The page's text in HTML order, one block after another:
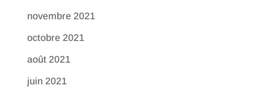
novembre 2021
octobre 2021
août 2021
juin 2021